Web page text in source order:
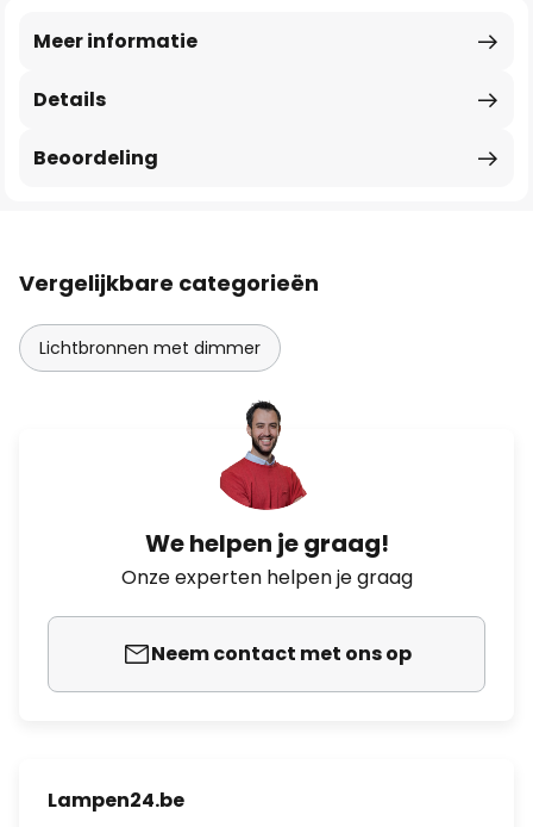
Details
Meer informatie
Beoordeling
Vergelijkbare categorieën
Lichtbronnen met dimmer
We helpen je graag!
Onze experten helpen je graag
Neem contact met ons op
Lampen24.be